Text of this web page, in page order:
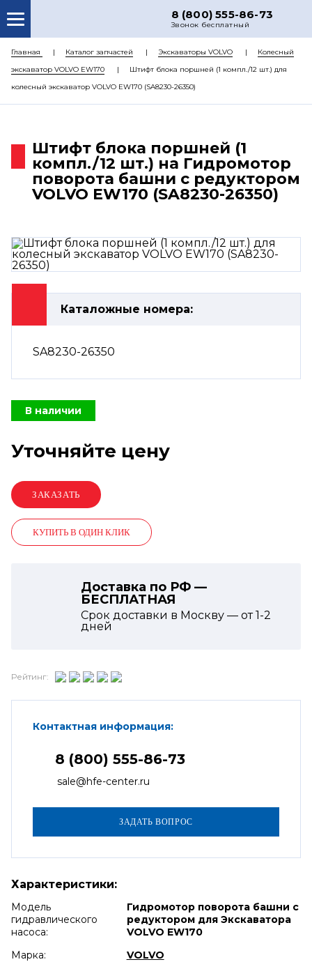
8 (800) 555-86-73
Звонок бесплатный
О НАС
КАТАЛОГ ЗАПЧАСТЕЙ
РЕМОНТ
ЦЕНЫ
КОНТАКТЫ
Главная Каталог запчастей Экскаваторы VOLVO
Колесный
экскаватор VOLVO EW170
Штифт блока поршней (1 компл./12 шт.) для
колесный экскаватор VOLVO EW170 (SA8230-26350)
Штифт блока поршней (1
компл./12 шт.) на Гидромотор
поворота башни с редуктором
VOLVO EW170 (SA8230-26350)
Каталожные номера:
SA8230-26350
В наличии
Уточняйте цену
КУПИТЬ В ОДИН КЛИК
Доставка по РФ —
БЕСПЛАТНАЯ
Срок доставки в Москву — от1-2
дней
Рейтинг:
Контактная информация:
8 (800) 555-86-73
sale@hfe-center.ru
Характеристики:
Модель
гидравлического
насоса:
Гидромотор поворота башни с
редуктором для Экскаватора
VOLVO EW170
Марка:
VOLVO